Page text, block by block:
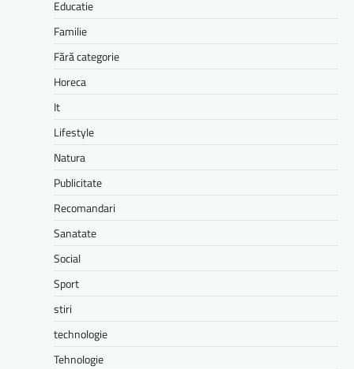
Educatie
Familie
Fără categorie
Horeca
It
Lifestyle
Natura
Publicitate
Recomandari
Sanatate
Social
Sport
stiri
technologie
Tehnologie